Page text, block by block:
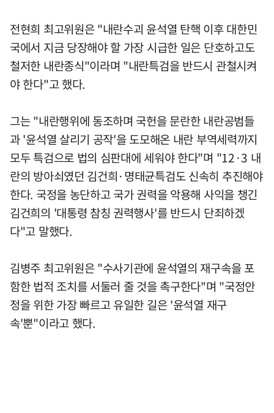
전현희 최고위원은 "내란수괴 윤석열 탄핵 이후 대한민
국에서 지금 당장해야 할 가장 시급한 일은 단호하고도
철저한 내란종식"이라며 "내란특검을 반드시 관철시켜
야 한다"고 했다.
그는 "내란행위에 동조하며 국헌을 문란한 내란공범들
과 '윤석열 살리기 공작'을 도모해온 내란 부역세력까지
모두 특검으로 법의 심판대에 세워야 한다"며 "12·3 내
란의 방아쇠였던 김건희·명태균특검도 신속히 추진해야
한다. 국정을 농단하고 국가 권력을 악용해 사익을 챙긴
김건희의 '대통령 참칭 권력행사'를 반드시 단죄하겠
다"고 말했다.
김병주 최고위원은 "수사기관에 윤석열의 재구속을 포
함한 법적 조치를 서둘러 줄 것을 촉구한다"며 "국정안
정을 위한 가장 빠르고 유일한 길은 '윤석열 재구
속'뿐"이라고 했다.